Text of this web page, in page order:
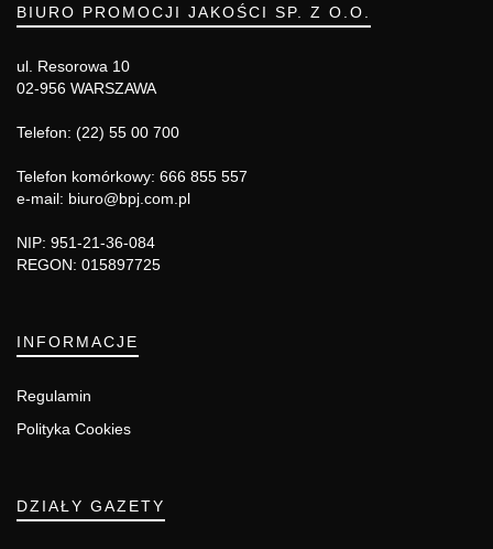
BIURO PROMOCJI JAKOŚCI SP. Z O.O.
ul. Resorowa 10
02-956 WARSZAWA
Telefon: (22) 55 00 700
Telefon komórkowy: 666 855 557
e-mail: biuro@bpj.com.pl
NIP: 951-21-36-084
REGON: 015897725
INFORMACJE
Regulamin
Polityka Cookies
DZIAŁY GAZETY